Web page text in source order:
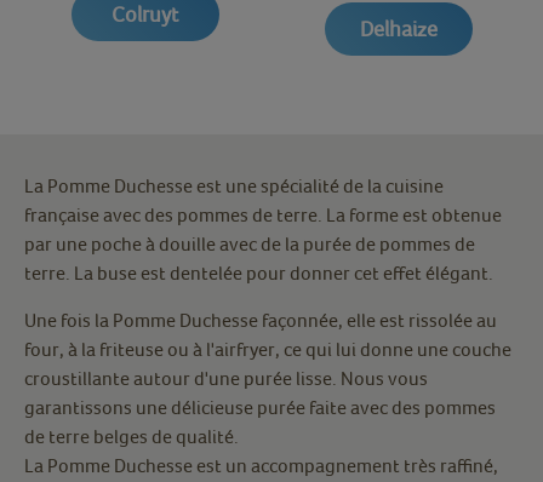
Colruyt
Delhaize
La Pomme Duchesse est une spécialité de la cuisine
française avec des pommes de terre. La forme est obtenue
par une poche à douille avec de la purée de pommes de
terre. La buse est dentelée pour donner cet effet élégant.
Une fois la Pomme Duchesse façonnée, elle est rissolée au
four, à la friteuse ou à l'airfryer, ce qui lui donne une couche
croustillante autour d'une purée lisse. Nous vous
garantissons une délicieuse purée faite avec des pommes
de terre belges de qualité.
La Pomme Duchesse est un accompagnement très raffiné,